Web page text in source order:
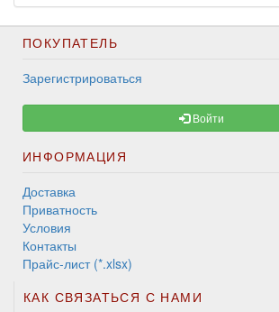
ПОКУПАТЕЛЬ
Зарегистрироваться
Войти
ИНФОРМАЦИЯ
Доставка
Приватность
Условия
Контакты
Прайс-лист (*.xlsx)
КАК СВЯЗАТЬСЯ С НАМИ